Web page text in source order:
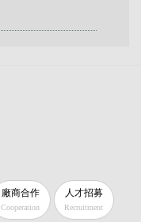
廠商合作
Cooperation
人才招募
Recruitment